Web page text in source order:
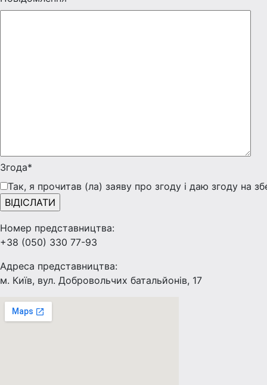
Згода*
Так, я прочитав (ла) заяву про згоду і даю згоду на
Номер представництва:
+38 (050) 330 77-93
Адреса представництва:
м. Київ, вул. Добровольчих батальйонів, 17